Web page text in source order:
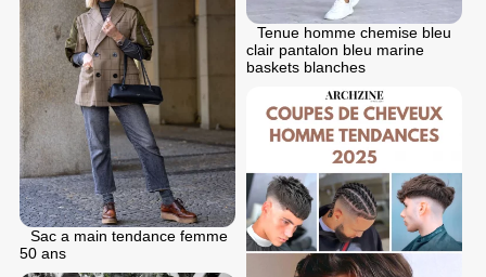
Tenue homme chemise bleu
clair pantalon bleu marine
baskets blanches
Sac a main tendance femme
50 ans